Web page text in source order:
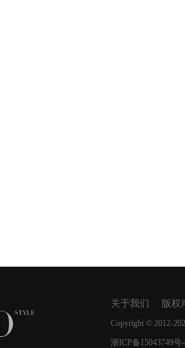
关于我们 版权
Copyright © 2012-
浙ICP备15043749